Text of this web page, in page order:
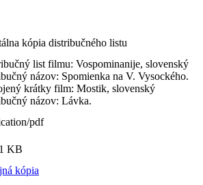
kópia distribučného listu
list filmu: Vospominanije, slovenský
názov: Spomienka na V. Vysockého.
krátky film: Mostik, slovenský
názov: Lávka.
pdf
KB
kópia